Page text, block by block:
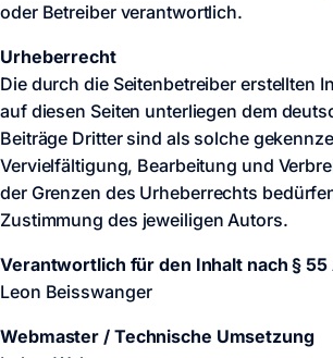
oder Betreiber verantwortlich.
Urheberrecht
Die durch die Seitenbetreiber erstellten
auf diesen Seiten unterliegen dem
Beiträge Dritter sind als solche
Vervielfältigung, Bearbeitung und
der Grenzen des Urheberrechts
Zustimmung des jeweiligen Autors.
Verantwortlich für den Inhalt nach § 55
Leon Beisswanger
Webmaster / Technische Umsetzung